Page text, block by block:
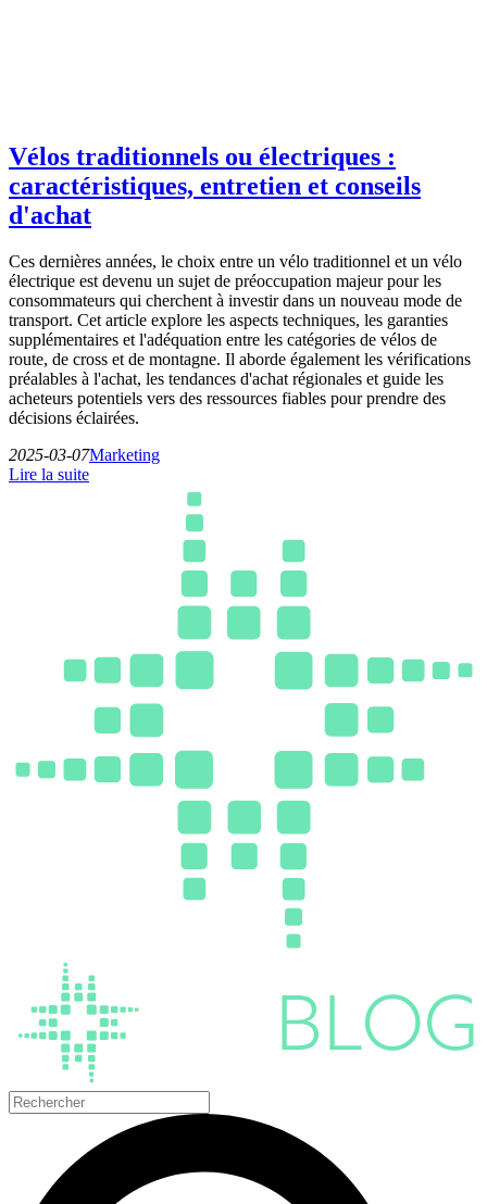
Vélos traditionnels ou électriques :
caractéristiques, entretien et conseils
d'achat
Ces dernières années, le choix entre un vélo traditionnel et un vélo
électrique est devenu un sujet de préoccupation majeur pour les
consommateurs qui cherchent à investir dans un nouveau mode de
transport. Cet article explore les aspects techniques, les garanties
supplémentaires et l'adéquation entre les catégories de vélos de
route, de cross et de montagne. Il aborde également les vérifications
préalables à l'achat, les tendances d'achat régionales et guide les
acheteurs potentiels vers des ressources fiables pour prendre des
décisions éclairées.
2025-03-07Marketing
Lire la suite